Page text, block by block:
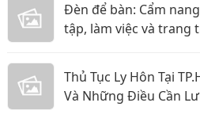
Đèn để bàn: Cẩm
tập, làm việc và trang
Thủ Tục Ly Hôn Tại
Và Những Điều Cần